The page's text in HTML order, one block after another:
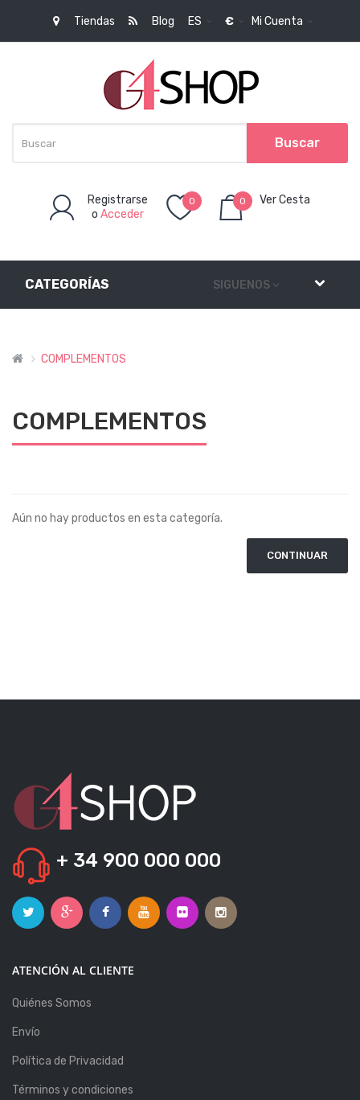
Tiendas Blog ES € Mi Cuenta
Buscar
Registrarse
o Acceder
0
0
Artículo(s)
0,00€
Ver Cesta
SIGUENOS
CATEGORÍAS
COMPLEMENTOS
COMPLEMENTOS
Aún no hay productos en esta categoría.
CONTINUAR
+ 34 900 000 000
ATENCIÓN AL CLIENTE
Quiénes Somos
Envío
Política de Privacidad
Términos y condiciones